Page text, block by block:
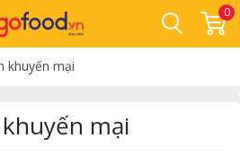
0
khuyến mại
mại